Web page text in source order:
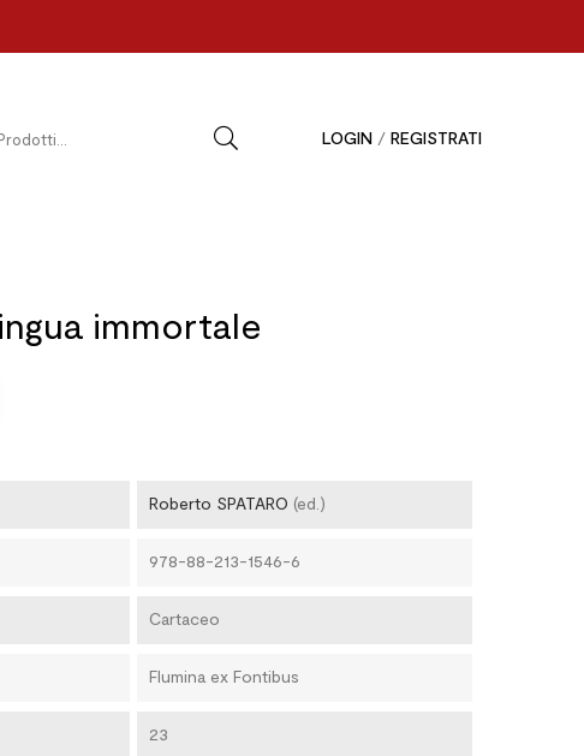
LOGIN / REGISTRATI
immortale
Roberto SPATARO (ed.)
978-88-213-1546-6
Cartaceo
Flumina ex Fontibus
23